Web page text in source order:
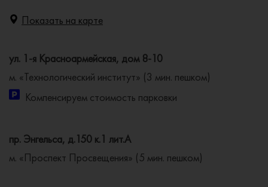
Показать на карте
ул. 1-я Красноармейская, дом 8-10
м. «Технологический институт» (3 мин. пешком)
Компенсируем стоимость парковки
пр. Энгельса, д.150 к.1 лит.А
м. «Проспект Просвещения» (5 мин. пешком)